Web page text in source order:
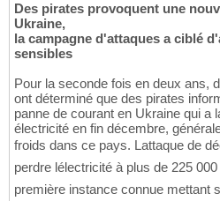
Des pirates provoquent une
Ukraine,
la campagne d'attaques a ciblé
sensibles
Pour la seconde fois en deux ans,
ont déterminé que des pirates
panne de courant en Ukraine qui a
électricité en fin décembre,
froids dans ce pays. Lattaque de
perdre lélectricité à plus de 225
première instance connue mettant